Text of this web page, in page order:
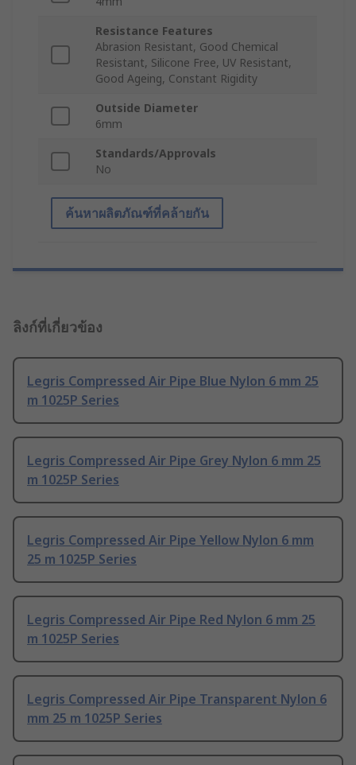
Resistance Features
Abrasion Resistant, Good Chemical
Resistant, Silicone Free, UV Resistant,
Good Ageing, Constant Rigidity
Outside Diameter
6mm
Standards/Approvals
No
ค้นหาผลิตภัณฑ์ที่คล้ายกัน
ลิงก์ที่เกี่ยวข้อง
Legris Compressed Air Pipe Blue Nylon 6 mm 25
m 1025P Series
Legris Compressed Air Pipe Grey Nylon 6 mm 25
m 1025P Series
Legris Compressed Air Pipe Yellow Nylon 6 mm
25 m 1025P Series
Legris Compressed Air Pipe Red Nylon 6 mm 25
m 1025P Series
Legris Compressed Air Pipe Transparent Nylon 6
mm 25 m 1025P Series